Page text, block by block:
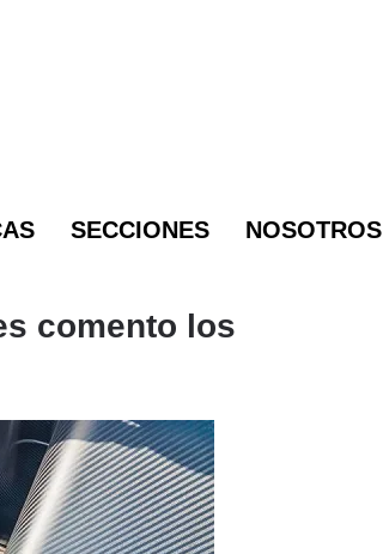
SECCIONES NOSOTROS
comento los